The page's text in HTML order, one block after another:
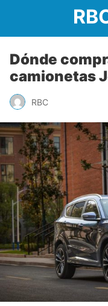
Dónde
camionetas
RBC